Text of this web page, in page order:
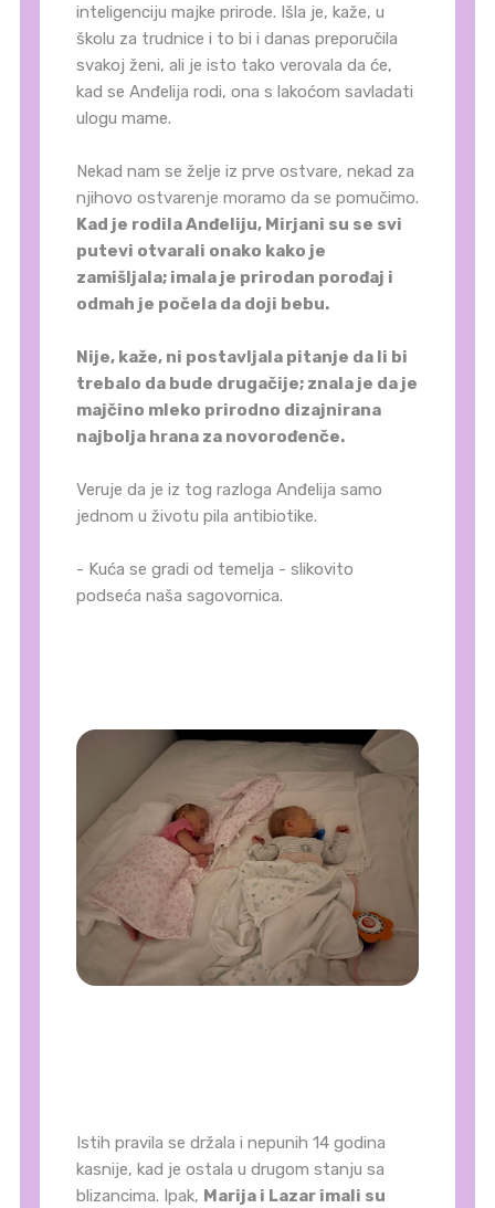
inteligenciju majke prirode. Išla je, kaže, u
školu za trudnice i to bi i danas preporučila
svakoj ženi, ali je isto tako verovala da će,
kad se Anđelija rodi, ona s lakoćom savladati
ulogu mame.
Nekad nam se želje iz prve ostvare, nekad za
njihovo ostvarenje moramo da se pomučimo.
Kad je rodila Anđeliju, Mirjani su se svi
putevi otvarali onako kako je
zamišljala; imala je prirodan porođaj i
odmah je počela da doji bebu.
Nije, kaže, ni postavljala pitanje da li bi
trebalo da bude drugačije; znala je da je
majčino mleko prirodno dizajnirana
najbolja hrana za novorođenče.
Veruje da je iz tog razloga Anđelija samo
jednom u životu pila antibiotike.
- Kuća se gradi od temelja - slikovito
podseća naša sagovornica.
Istih pravila se držala i nepunih 14 godina
kasnije, kad je ostala u drugom stanju sa
blizancima. Ipak, Marija i Lazar imali su